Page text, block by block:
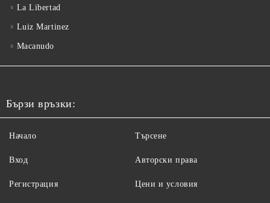
La Libertad
Luiz Martinez
Macanudo
Бързи връзки:
Начало
Вход
Регистрация
Търсене
Авторски права
Цени и условия